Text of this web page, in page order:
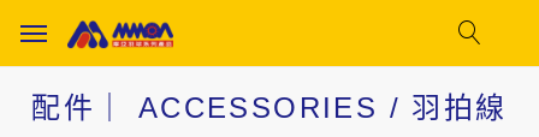
配件｜ ACCESSORIES / 羽拍線